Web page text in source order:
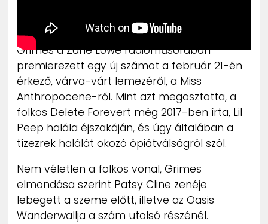
ADATKEZELÉSI TÁJÉKOZTATÓ
Grimes a Zane Lowe rádióműsorában
premierezett egy új számot a február 21-én
érkező, várva-várt lemezéről, a Miss
Anthropocene-ről. Mint azt megosztotta, a
folkos Delete Forevert még 2017-ben írta, Lil
Peep halála éjszakáján, és úgy általában a
tízezrek halálát okozó ópiátválságról szól.
Nem véletlen a folkos vonal, Grimes
elmondása szerint Patsy Cline zenéje
lebegett a szeme előtt, illetve az Oasis
Wanderwallja a szám utolsó részénél.